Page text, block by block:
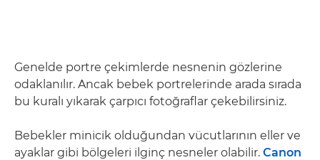
Genelde portre çekimlerde nesnenin gözlerine
odaklanılır. Ancak bebek portrelerinde arada sırada
bu kuralı yıkarak çarpıcı fotoğraflar çekebilirsiniz.
Bebekler minicik olduğundan vücutlarının eller ve
ayaklar gibi bölgeleri ilginç nesneler olabilir. Canon